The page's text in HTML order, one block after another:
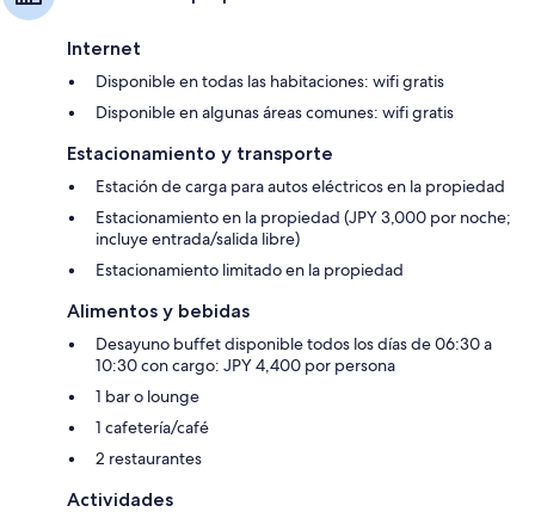
Internet
Disponible en todas las habitaciones: wifi gratis
Disponible en algunas áreas comunes: wifi gratis
Estacionamiento y transporte
Estación de carga para autos eléctricos en la propiedad
Estacionamiento en la propiedad (JPY 3,000 por noche;
incluye entrada/salida libre)
Estacionamiento limitado en la propiedad
Alimentos y bebidas
Desayuno buffet disponible todos los días de 06:30 a
10:30 con cargo: JPY 4,400 por persona
1 bar o lounge
1 cafetería/café
2 restaurantes
Actividades